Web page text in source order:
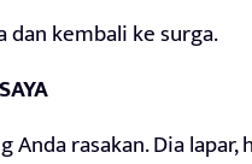
dan kembali ke surga.
rasakan. Dia lapar,